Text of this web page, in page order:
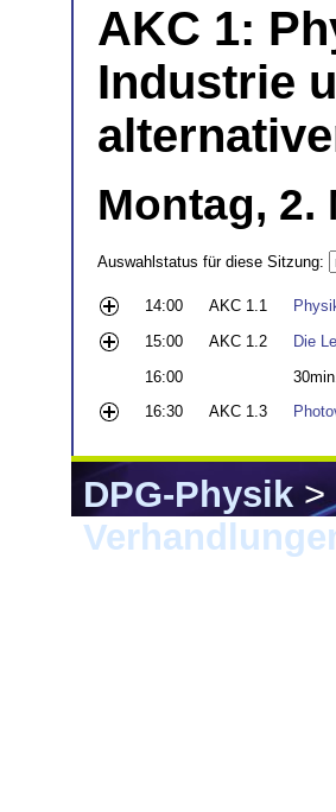
AKC 1:
Industrie
Montag, 2.
Auswahlstatus für diese Sitzung:
14:00 AKC 1.1
15:00
AKC 1.2
Die
16:00
16:30
AKC 1.3
DPG-Physik>